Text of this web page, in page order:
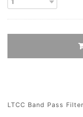
LTCC Band Pass